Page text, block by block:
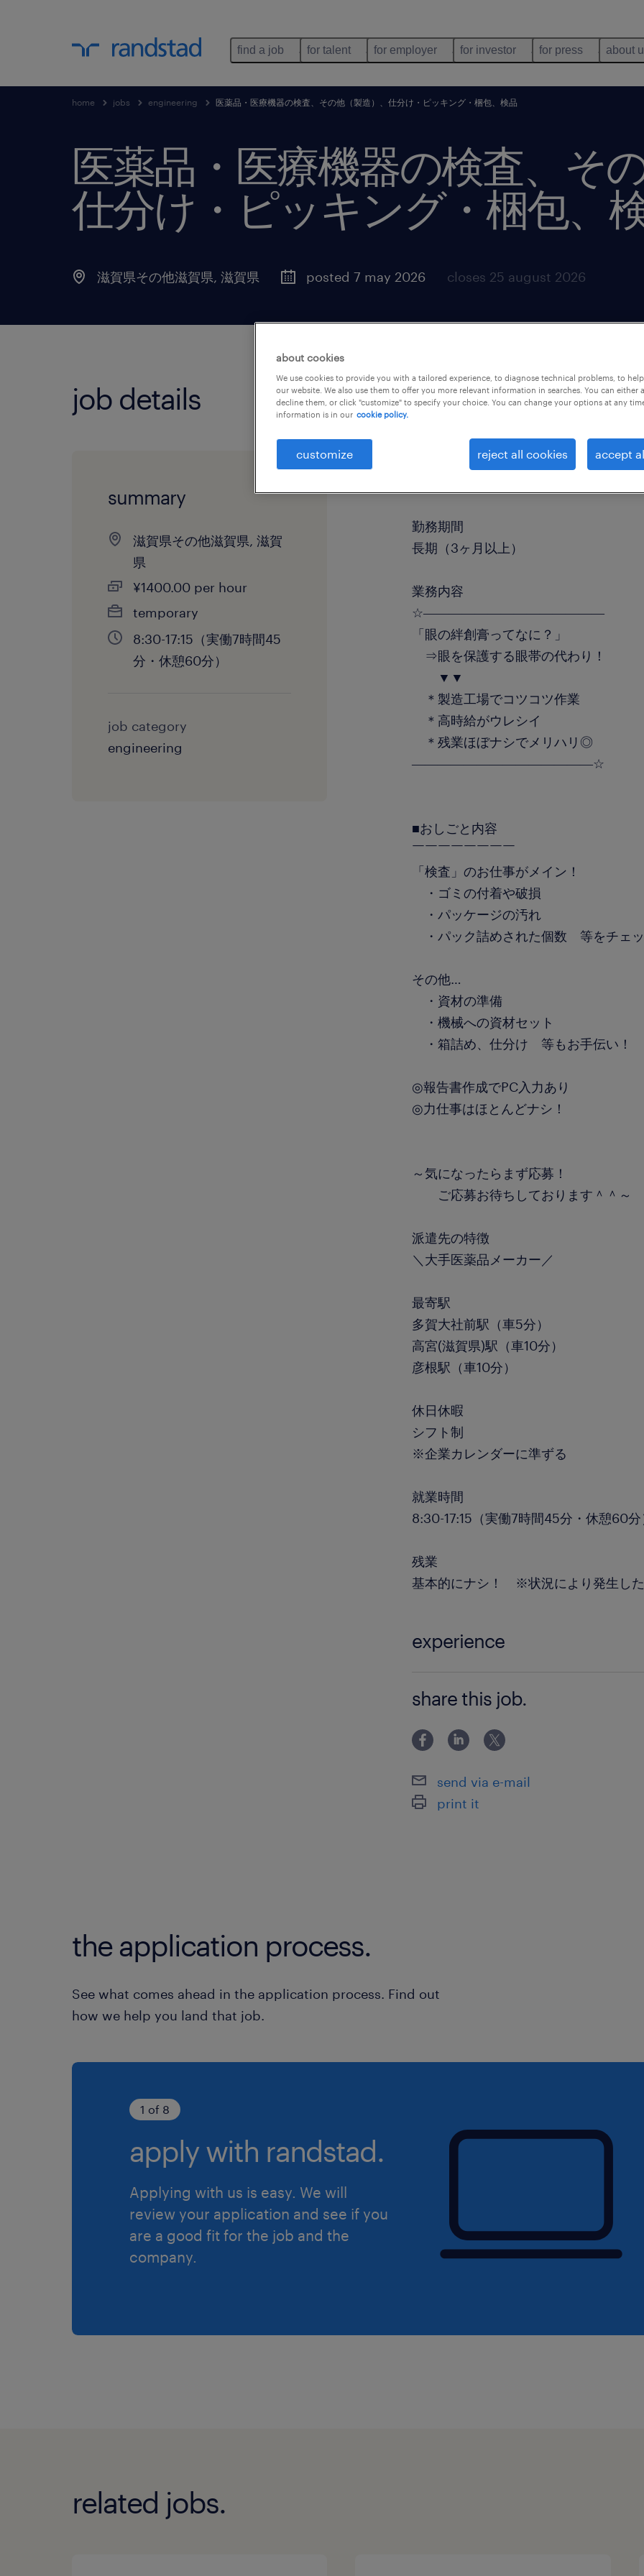
find a job for talent for employer for investor for press about
home jobs engineering 医薬品・医療機器の検査、その他（製造）、仕分け・ピッキング・梱包、検品
医薬品・医療機器の検査、そ
仕分け・ピッキング・梱包、
滋賀県その他滋賀県, 滋賀県 posted 7 may 2026 closes 25 august 2026
job details
summary
滋賀県その他滋賀県, 滋賀
県
¥1400.00 per hour
temporary
8:30-17:15（実働7時間45
分・休憩60分）
job category
engineering
勤務期間
長期（3ヶ月以上）
業務内容
☆――――――――――――――
「眼の絆創膏ってなに？」
⇒眼を保護する眼帯の代わり！
▼▼
＊製造工場でコツコツ作業
＊高時給がウレシイ
＊残業ほぼナシでメリハリ◎
――――――――――――――☆
■おしごと内容
￣￣￣￣￣￣￣￣
「検査」のお仕事がメイン！
・ゴミの付着や破損
・パッケージの汚れ
・パック詰めされた個数 等をチェ
その他…
・資材の準備
・機械への資材セット
・箱詰め、仕分け 等もお手伝い！
◎報告書作成でPC入力あり
◎力仕事はほとんどナシ！
～気になったらまず応募！
ご応募お待ちしております＾＾～
派遣先の特徴
＼大手医薬品メーカー／
最寄駅
多賀大社前駅（車5分）
高宮(滋賀県)駅（車10分）
彦根駅（車10分）
休日休暇
シフト制
※企業カレンダーに準ずる
就業時間
8:30-17:15（実働7時間45分・休憩60
残業
基本的にナシ！ ※状況により発生し
experience
share this job.
send via e-mail
print it
the application process.
See what comes ahead in the application process. Find out
how we help you land that job.
1 of 8
apply with randstad.
Applying with us is easy. We will
review your application and see if you
are a good fit for the job and the
company.
related jobs.
about cookies
We use cookies to provide you with a tailored experience, to diagnose technical problems, to
our website. We also use them to offer you more relevant information in searches. You can either
decline them, or click "customize" to specify your choice. You can change your options at any
information is in our cookie policy.
customize reject all cookies accept